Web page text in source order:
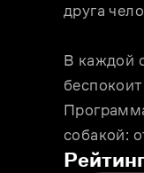
друга
В каждой
собакой: